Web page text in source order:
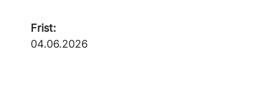
Frist:
04.06.2026